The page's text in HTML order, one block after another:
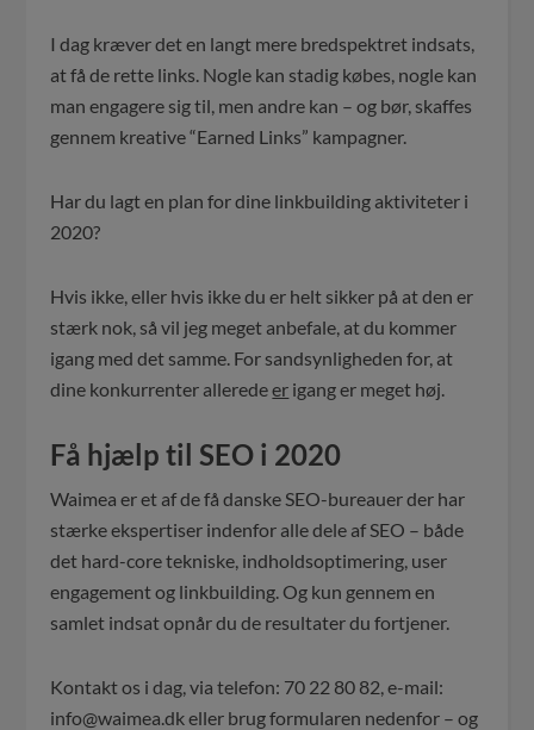
I dag kræver det en langt mere bredspektret indsats,
at få de rette links. Nogle kan stadig købes, nogle kan
man engagere sig til, men andre kan – og bør, skaffes
gennem kreative “Earned Links” kampagner.
Har du lagt en plan for dine linkbuilding aktiviteter i
2020?
Hvis ikke, eller hvis ikke du er helt sikker på at den er
stærk nok, så vil jeg meget anbefale, at du kommer
igang med det samme. For sandsynligheden for, at
dine konkurrenter alleredeer igang er meget høj.
Få hjælp til SEO i 2020
Waimea er et af de få danske SEO-bureauer der har
stærke ekspertiser indenfor alle dele af SEO – både
det hard-core tekniske, indholdsoptimering, user
engagement og linkbuilding. Og kun gennem en
samlet indsat opnår du de resultater du fortjener.
Kontakt os i dag, via telefon: 70 22 80 82, e-mail:
info@waimea.dk eller brug formularen nedenfor – og